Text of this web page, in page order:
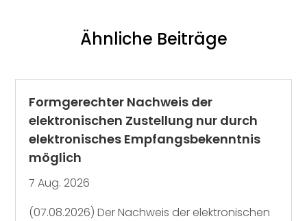
Ähnliche Beiträge
Formgerechter Nachweis der
elektronischen Zustellung nur durch
elektronisches Empfangsbekenntnis
möglich
7 Aug. 2026
(07.08.2026) Der Nachweis der elektronischen